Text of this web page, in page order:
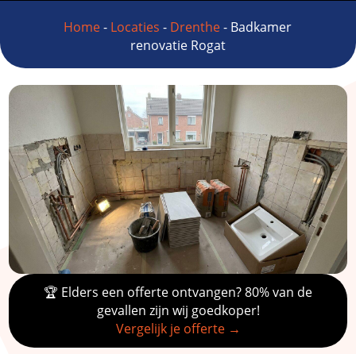
Home- Locaties - Drenthe- Badkamer
renovatie Rogat
🏆 Elders een offerte ontvangen? 80% van de
gevallen zijn wij goedkoper!
Vergelijk je offerte →